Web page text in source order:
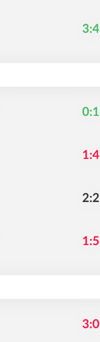
3:4
0:1
1:4
2:2
1:5
3:0